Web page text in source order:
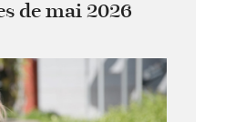
de mai 2026